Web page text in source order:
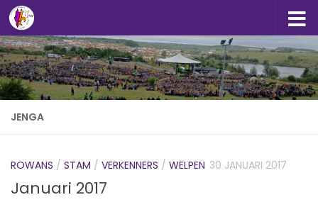
Doorgaan naar inhoud
JENGA
ROWANS / STAM / VERKENNERS / WELPEN 30 JANUARI 2017
Januari 2017